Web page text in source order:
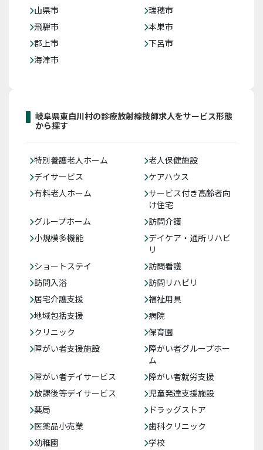
山県市
瑞穂市
飛騨市
本巣市
郡上市
下呂市
海津市
岐阜県東白川村の診療放射線技師求人をサービス形態
から探す
特別養護老人ホーム
老人保健施設
デイサービス
ケアハウス
有料老人ホーム
サービス付き高齢者向
け住宅
グループホーム
訪問介護
小規模多機能
デイケア・通所リハビ
リ
ショートステイ
訪問看護
訪問入浴
訪問リハビリ
居宅介護支援
福祉用具
地域包括支援
病院
クリニック
保育園
障がい者支援施設
障がい者グループホー
ム
障がい者デイサービス
障がい者就労支援
放課後等デイサービス
児童発達支援施設
薬局
ドラッグストア
医薬品小売業
歯科クリニック
幼稚園
学校